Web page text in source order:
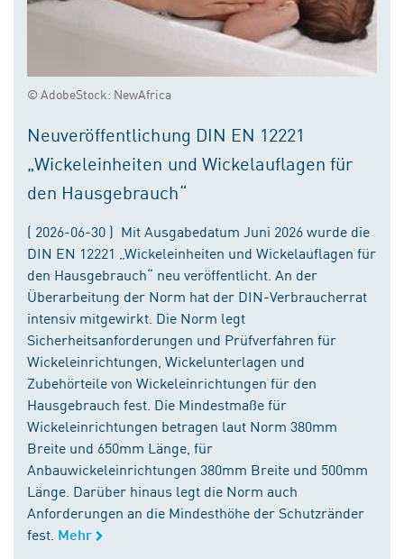
© AdobeStock: NewAfrica
Neuveröffentlichung DIN EN 12221
„Wickeleinheiten und Wickelauflagen für
den Hausgebrauch“
( 2026-06-30 ) Mit Ausgabedatum Juni 2026 wurde die
DIN EN 12221 „Wickeleinheiten und Wickelauflagen für
den Hausgebrauch“ neu veröffentlicht. An der
Überarbeitung der Norm hat der DIN-Verbraucherrat
intensiv mitgewirkt. Die Norm legt
Sicherheitsanforderungen und Prüfverfahren für
Wickeleinrichtungen, Wickelunterlagen und
Zubehörteile von Wickeleinrichtungen für den
Hausgebrauch fest. Die Mindestmaße für
Wickeleinrichtungen betragen laut Norm 380mm
Breite und 650mm Länge, für
Anbauwickeleinrichtungen 380mm Breite und 500mm
Länge. Darüber hinaus legt die Norm auch
Anforderungen an die Mindesthöhe der Schutzränder
fest. Mehr